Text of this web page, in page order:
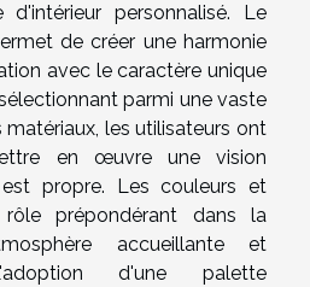
personnalisé. Le
de créer une harmonie
avec le caractère unique
parmi une vaste
les utilisateurs ont
en œuvre une vision
propre. Les couleurs et
prépondérant dans la
accueillante et
d'une palette